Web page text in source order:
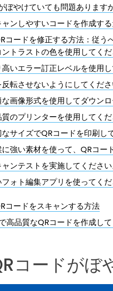
ぼやけていても問題ありま​​す
ンしやすいコードを作成す
コードを修正する方法：従う
トラストの色を使用してくだ
高いエラー訂正レベルを使用し
転させないようにしてくださ
画像形式を使用してダウンロ
のプリンターを使用してくだ
サイズでQRコードを印刷し
強い素材を使って、QRコー
ンテストを実施してください
フォト編集アプリを使ってくだ
コードをスキャンする方法
高品質なQRコードを作成して
コードがぼ